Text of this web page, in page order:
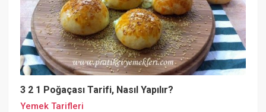
3 2 1 Poğaçası Tarifi, Nasıl Yapılır?
Yemek Tarifleri